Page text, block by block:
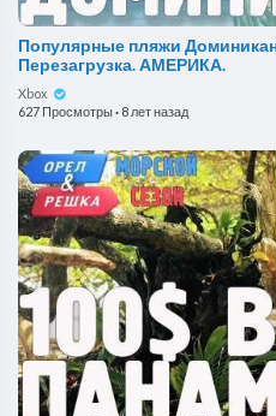
Популярные пляжи
Перезагрузка. АМЕРИКА.
Xbox
627 Просмотры· 8 лет назад